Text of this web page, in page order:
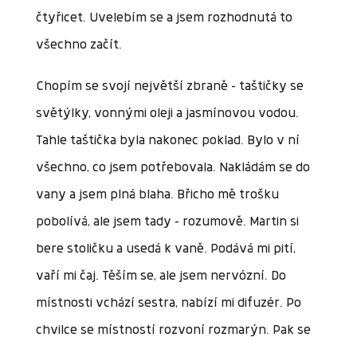
čtyřicet. Uvelebím se a jsem rozhodnutá to
všechno začít.
Chopím se svojí největší zbraně – taštičky se
světýlky, vonnými oleji a jasmínovou vodou.
Tahle taštička byla nakonec poklad. Bylo v ní
všechno, co jsem potřebovala. Nakládám se do
vany a jsem plná blaha. Břicho mě trošku
pobolívá, ale jsem tady – rozumově. Martin si
bere stoličku a usedá k vaně. Podává mi pití,
vaří mi čaj. Těším se, ale jsem nervózní. Do
místnosti vchází sestra, nabízí mi difuzér. Po
chvilce se místností rozvoní rozmarýn. Pak se